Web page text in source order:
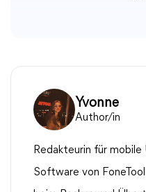
Yvonne
Author/in
Redakteurin für
Software von